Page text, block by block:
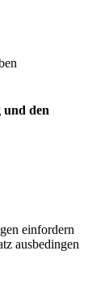
und den
einfordern
ausbedingen